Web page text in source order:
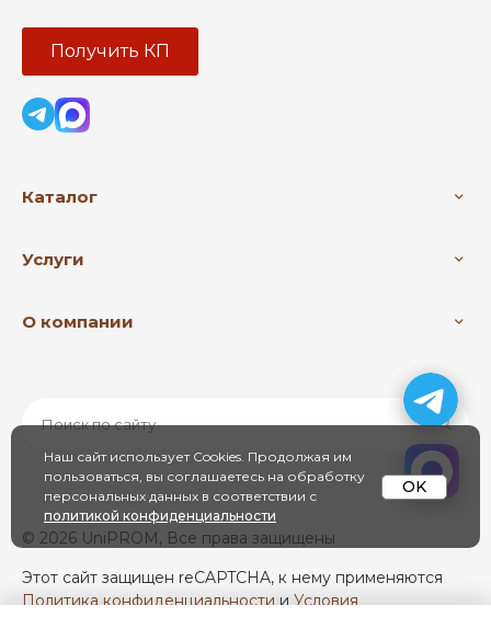
Получить КП
Каталог
Услуги
О компании
© 2026 UniPROM, Все права защищены
Этот сайт защищен reCAPTCHA, к нему применяются
Политика конфиденциальностииУсловия
Наш сайт использует Cookies. Продолжая им
пользоваться, вы соглашаетесь на обработку
персональных данных в соответствии с
политикой конфиденциальности
OK